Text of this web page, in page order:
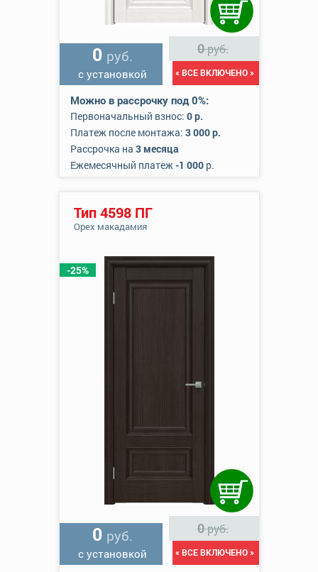
0 руб.
с установкой
0руб.
« ВСЕ ВКЛЮЧЕНО »
Можно в рассрочку под 0%:
Первоначальный взнос: 0 р.
Платеж после монтажа: 3 000 р.
Рассрочка на 3 месяца
Ежемесячный платеж-1 000р.
-25%
Тип 4598 ПГ
Орех макадамия
0 руб.
с установкой
0руб.
« ВСЕ ВКЛЮЧЕНО »